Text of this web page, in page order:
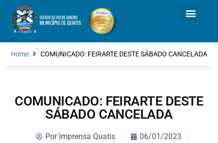
Home COMUNICADO: FEIRARTE DESTE SÁBADO CANCELADA
COMUNICADO: FEIRARTE DESTE
SÁBADO CANCELADA
PorImprensa Quatis
06/01/2023